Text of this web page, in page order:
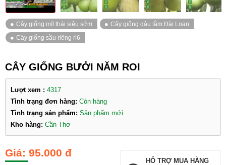
CÂY GIỐNG BƯỞI NĂM ROI
Lượt xem : 4317
Tình trạng đơn hàng: Còn hàng
Tình trạng sản phẩm: Sản phẩm mới
Kho hàng: Cần Thơ
95.000 đ
HỖ TRỢ MUA HÀNG